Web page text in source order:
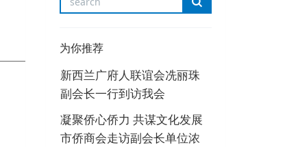
为你推荐
新西兰广府人联谊会冼丽珠
副会长一行到访我会
凝聚侨心侨力 共谋文化发展
市侨商会走访副会长单位浓